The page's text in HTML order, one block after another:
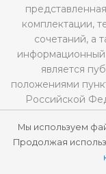
Мы используем
Продолжая
комплектации,
сочетаний, а
информационный
является
положениями
Российской